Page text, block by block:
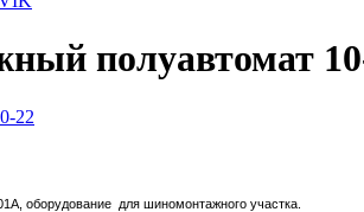
полуавтомат
оборудование для шиномонтажного участка.